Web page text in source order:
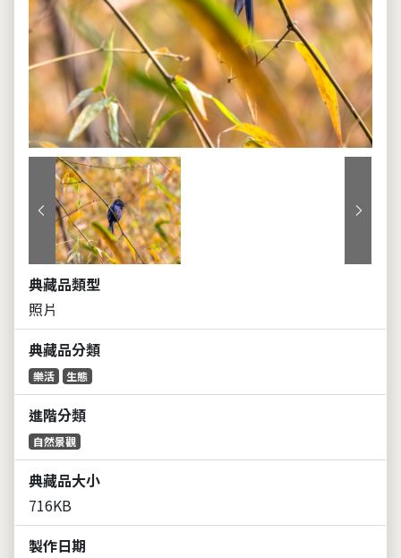
上一張 下一張
典藏品類型
照片
典藏品分類
樂活 生態
進階分類
自然景觀
典藏品大小
716KB
製作日期